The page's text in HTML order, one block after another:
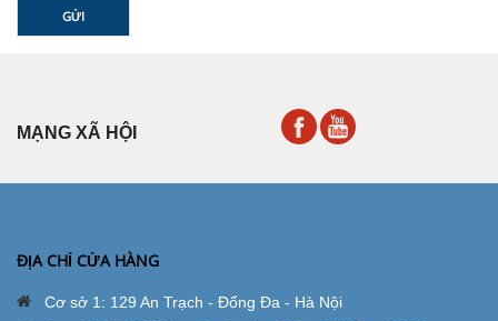
GỬI
MẠNG XÃ HỘI
ĐỊA CHỈ CỬA HÀNG
Cơ sở 1: 129 An Trạch - Đống Đa - Hà Nội